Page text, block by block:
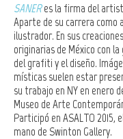
SANERes la firma del
Aparte de su carrera
ilustrador. En sus
originarias de México con
del grafiti y el diseño.
místicas suelen estar
su trabajo en NY en enero
Museo de Arte
Participó en ASALTO
mano de Swinton Gallery.